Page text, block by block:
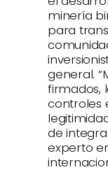
minería
para
general.
firmados,
controles
de
experto